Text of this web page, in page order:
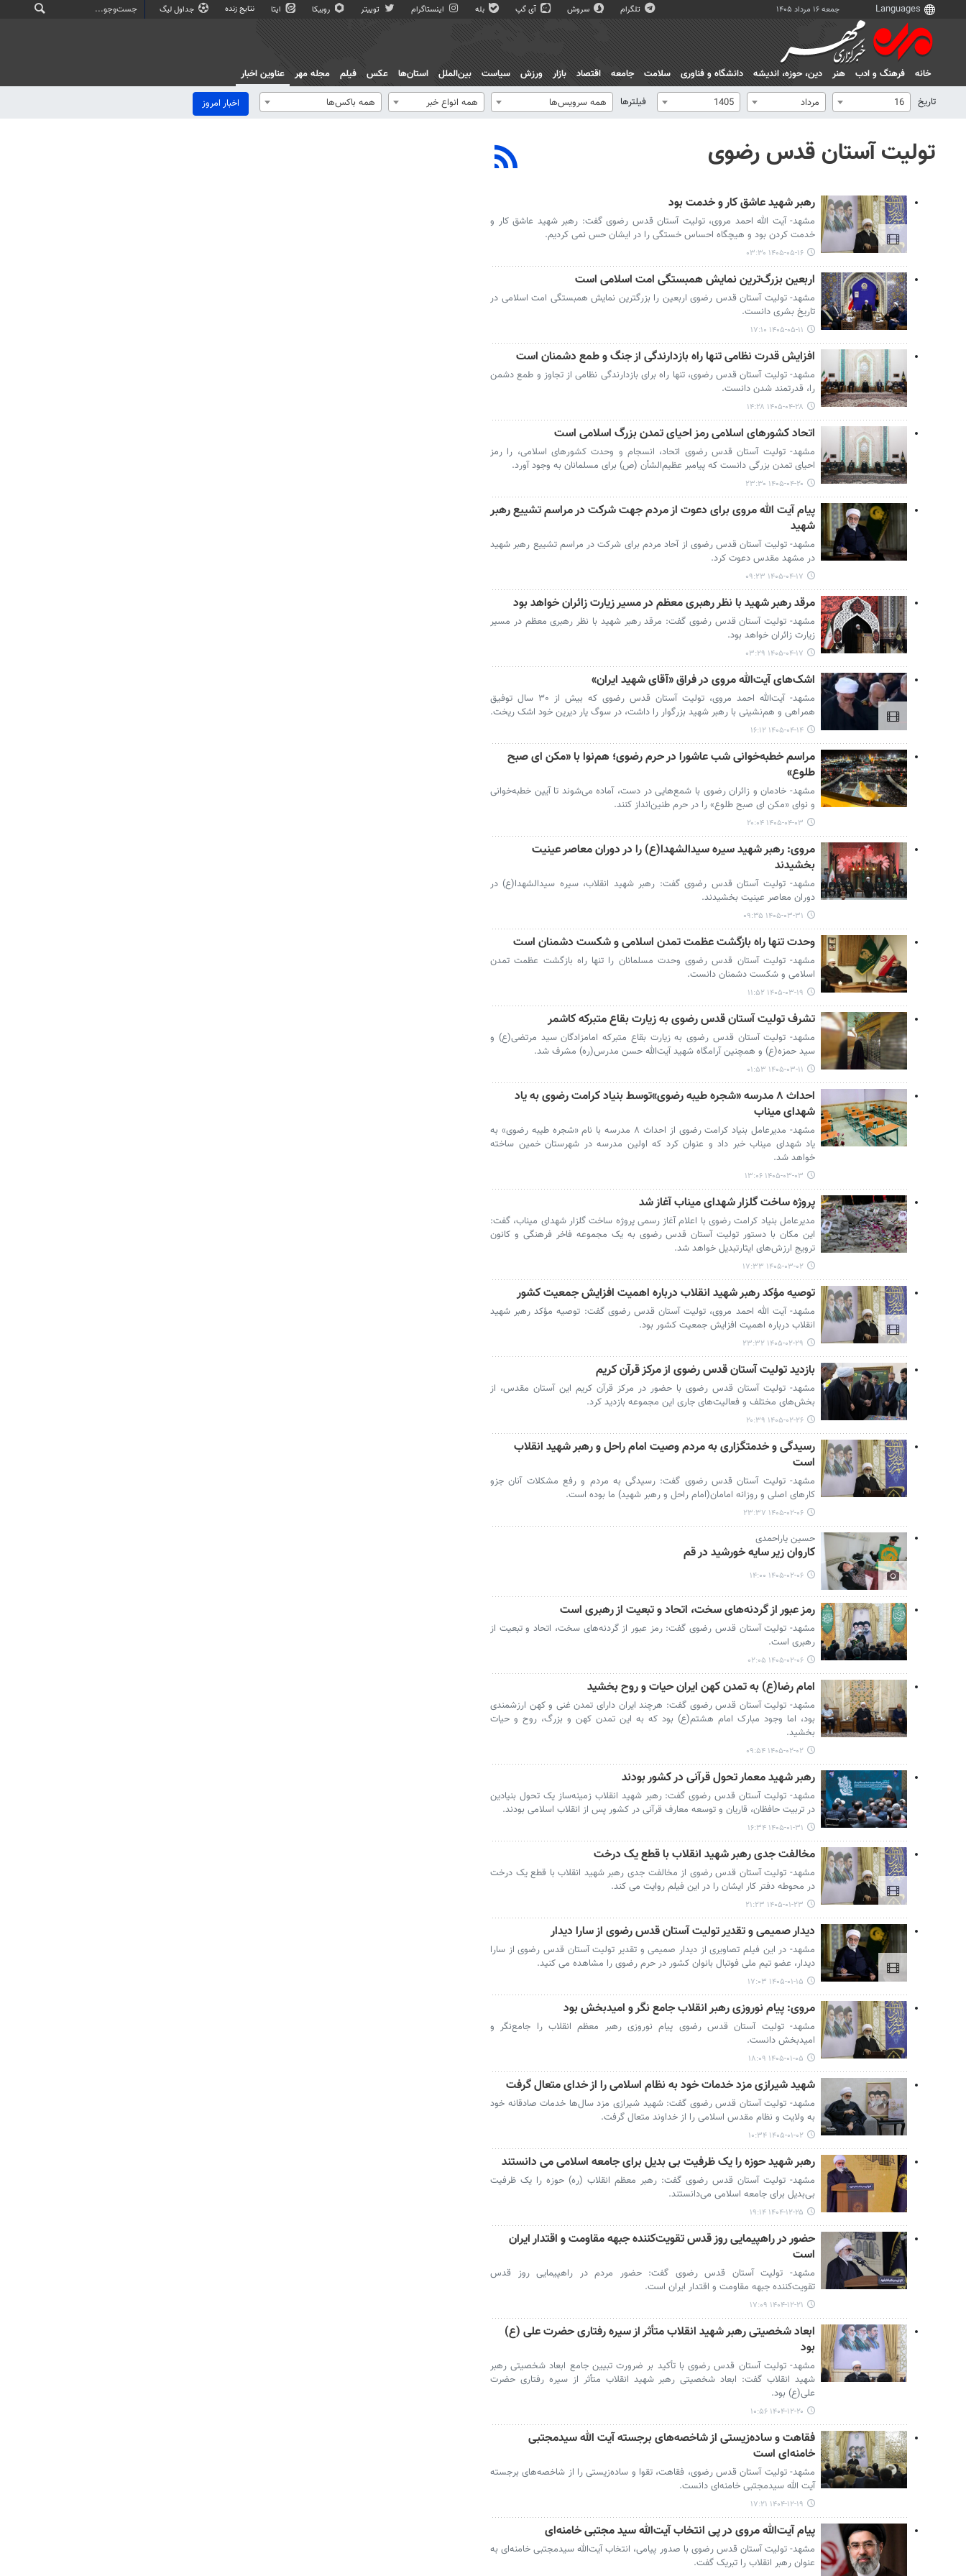
جمعه ۱۶ مرداد ۱۴۰۵ تلگرام سروش آی گپ بله اینستاگرام توییتر روبیکا ایتا نتایج زنده جداول لیگ
خانه فرهنگ و ادب هنر دين، حوزه، انديشه دانشگاه و فناوری سلامت جامعه اقتصاد بازار ورزش سیاست بین‌الملل استان‌ها عکس فیلم مجله مهر
عناوین اخبار
تاریخ
16 مرداد 1405 فیلترها همه سرویس‌ها همه انواع خبر همه باکس‌ها اخبار امروز
تولیت آستان قدس رضوی
رهبر شهید عاشق کار و خدمت بود
مشهد- آیت الله احمد مروی، تولیت آستان قدس رضوی گفت: رهبر شهید عاشق کار و
خدمت کردن بود و هیچگاه احساس خستگی را در ایشان حس نمی کردیم.
۱۴۰۵-۰۵-۱۶ ۰۳:۳۰
اربعین بزرگ‌ترین نمایش همبستگی امت اسلامی است
مشهد- تولیت آستان قدس رضوی اربعین را بزرگترین نمایش همبستگی امت اسلامی در
تاریخ بشری دانست.
۱۴۰۵-۰۵-۱۱ ۱۷:۱۰
افزایش قدرت نظامی تنها راه بازدارندگی از جنگ و طمع دشمنان است
مشهد- تولیت آستان قدس رضوی، تنها راه برای بازدارندگی نظامی از تجاوز و طمع دشمن
را، قدرتمند شدن دانست.
۱۴۰۵-۰۴-۲۸ ۱۴:۲۸
اتحاد کشورهای اسلامی رمز احیای تمدن بزرگ اسلامی است
مشهد- تولیت آستان قدس رضوی اتحاد، انسجام و وحدت کشورهای اسلامی، را رمز
احیای تمدن بزرگی دانست که پیامبر عظیم‌الشأن (ص) برای مسلمانان به وجود آورد.
۱۴۰۵-۰۴-۲۰ ۲۳:۳۰
پیام آیت الله مروی برای دعوت از مردم جهت شرکت در مراسم تشییع رهبر
شهید
مشهد- تولیت آستان قدس رضوی از آحاد مردم برای شرکت در مراسم تشییع رهبر شهید
در مشهد مقدس دعوت کرد.
۱۴۰۵-۰۴-۱۷ ۰۹:۲۳
مرقد رهبر شهید با نظر رهبری معظم در مسیر زیارت زائران خواهد بود
مشهد- تولیت آستان قدس رضوی گفت: مرقد رهبر شهید با نظر رهبری معظم در مسیر
زیارت زائران خواهد بود.
۱۴۰۵-۰۴-۱۷ ۰۳:۲۹
اشک‌های آیت‌الله مروی در فراق «آقای شهید ایران»
مشهد- آیت‌الله احمد مروی، تولیت آستان قدس رضوی که بیش از ۳۰ سال توفیق
همراهی و هم‌نشینی با رهبر شهید بزرگوار را داشت، در سوگ یار دیرین خود اشک ریخت.
۱۴۰۵-۰۴-۱۴ ۱۶:۱۲
مراسم خطبه‌خوانی شب عاشورا در حرم رضوی؛ هم‌نوا با «مکن ای صبح
طلوع»
مشهد- خادمان و زائران رضوی با شمع‌هایی در دست، آماده می‌شوند تا آیین خطبه‌خوانی
و نوای «مکن ای صبح طلوع» را در حرم طنین‌انداز کنند.
۱۴۰۵-۰۴-۰۳ ۲۰:۰۴
مروی: رهبر شهید سیره سیدالشهدا(ع) را در دوران معاصر عینیت
بخشیدند
مشهد- تولیت آستان قدس رضوی گفت: رهبر شهید انقلاب، سیره سیدالشهدا(ع) در
دوران معاصر عینیت بخشیدند.
۱۴۰۵-۰۳-۳۱ ۰۹:۳۵
وحدت تنها راه بازگشت عظمت تمدن اسلامی و شکست دشمنان است
مشهد- تولیت آستان قدس رضوی وحدت مسلمانان را تنها راه بازگشت عظمت تمدن
اسلامی و شکست دشمنان دانست.
۱۴۰۵-۰۳-۱۹ ۱۱:۵۲
تشرف تولیت آستان قدس رضوی به زیارت بقاع متبرکه کاشمر
مشهد- تولیت آستان قدس رضوی به زیارت بقاع متبرکه امامزادگان سید مرتضی(ع) و
سید حمزه(ع) و همچنین آرامگاه شهید آیت‌الله حسن مدرس(ره) مشرف شد.
۱۴۰۵-۰۳-۱۱ ۰۱:۵۳
احداث ۸ مدرسه «شجره طیبه رضوی»توسط بنیاد کرامت رضوی به یاد
شهدای میناب
مشهد- مدیرعامل بنیاد کرامت رضوی از احداث ۸ مدرسه با نام «شجره طیبه رضوی» به
یاد شهدای میناب خبر داد و عنوان کرد که اولین مدرسه در شهرستان خمین ساخته
خواهد شد.
۱۴۰۵-۰۳-۰۳ ۱۳:۰۶
پروژه ساخت گلزار شهدای میناب آغاز شد
مدیرعامل بنیاد کرامت رضوی با اعلام آغاز رسمی پروژه ساخت گلزار شهدای میناب، گفت:
این مکان با دستور تولیت آستان قدس رضوی به یک مجموعه فاخر فرهنگی و کانون
ترویج ارزش‌های ایثارتبدیل خواهد شد.
۱۴۰۵-۰۳-۰۲ ۱۷:۳۳
توصیه مؤکد رهبر شهید انقلاب درباره اهمیت افزایش جمعیت کشور
مشهد- آیت الله احمد مروی، تولیت آستان قدس رضوی گفت: توصیه مؤکد رهبر شهید
انقلاب درباره اهمیت افزایش جمعیت کشور بود.
۱۴۰۵-۰۲-۲۹ ۲۳:۳۲
بازدید تولیت آستان قدس رضوی از مرکز قرآن کریم
مشهد- تولیت آستان قدس رضوی با حضور در مرکز قرآن کریم این آستان مقدس، از
بخش‌های مختلف و فعالیت‌های جاری این مجموعه بازدید کرد.
۱۴۰۵-۰۲-۲۶ ۲۰:۳۹
رسیدگی و خدمتگزاری به مردم وصیت امام راحل و رهبر شهید انقلاب
است
مشهد- تولیت آستان قدس رضوی گفت: رسیدگی به مردم و رفع مشکلات آنان جزو
کارهای اصلی و روزانه امامان(امام راحل و رهبر شهید) ما بوده است.
۱۴۰۵-۰۲-۰۶ ۲۳:۳۷
حسین یاراحمدی
کاروان زیر سایه خورشید در قم
۱۴۰۵-۰۲-۰۶ ۱۴:۰۰
رمز عبور از گردنه‌های سخت، اتحاد و تبعیت از رهبری است
مشهد- تولیت آستان قدس رضوی گفت: رمز عبور از گردنه‌های سخت، اتحاد و تبعیت از
رهبری است.
۱۴۰۵-۰۲-۰۶ ۰۲:۰۵
امام رضا(ع) به تمدن کهن ایران حیات و روح بخشید
مشهد- تولیت آستان قدس رضوی گفت: هرچند ایران دارای تمدن غنی و کهن ارزشمندی
بود، اما وجود مبارک امام هشتم(ع) بود که به این تمدن کهن و بزرگ، روح و حیات
بخشید.
۱۴۰۵-۰۲-۰۲ ۰۹:۵۴
رهبر شهید معمار تحول قرآنی در کشور بودند
مشهد- تولیت آستان قدس رضوی گفت: رهبر شهید انقلاب زمینه‌ساز یک تحول بنیادین
در تربیت حافظان، قاریان و توسعه معارف قرآنی در کشور پس از انقلاب اسلامی بودند.
۱۴۰۵-۰۱-۳۱ ۱۶:۳۴
مخالفت جدی رهبر شهید انقلاب با قطع یک درخت
مشهد- تولیت آستان قدس رضوی از مخالفت جدی رهبر شهید انقلاب با قطع یک درخت
در محوطه دفتر کار ایشان را در این فیلم روایت می کند.
۱۴۰۵-۰۱-۲۳ ۲۱:۲۳
دیدار صمیمی و تقدیر تولیت آستان قدس رضوی از سارا دیدار
مشهد- در این فیلم تصاویری از دیدار صمیمی و تقدیر تولیت آستان قدس رضوی از سارا
دیدار، عضو تیم ملی فوتبال بانوان کشور در حرم رضوی را مشاهده می کنید.
۱۴۰۵-۰۱-۱۵ ۱۷:۰۳
مروی: پیام نوروزی رهبر انقلاب جامع نگر و امیدبخش بود
مشهد- تولیت آستان قدس رضوی پیام نوروزی رهبر معظم انقلاب را جامع‌نگر و
امیدبخش دانست.
۱۴۰۵-۰۱-۰۵ ۱۸:۰۹
شهید شیرازی مزد خدمات خود به نظام اسلامی را از خدای متعال گرفت
مشهد- تولیت آستان قدس رضوی گفت: شهید شیرازی مزد سال‌ها خدمات صادقانه خود
به ولایت و نظام مقدس اسلامی را از خداوند متعال گرفت.
۱۴۰۵-۰۱-۰۲ ۱۰:۳۴
رهبر شهید حوزه را یک ظرفیت بی بدیل برای جامعه اسلامی می دانستند
مشهد- تولیت آستان قدس رضوی گفت: رهبر معظم انقلاب (ره) حوزه را یک ظرفیت
بی‌بدیل برای جامعه اسلامی می‌دانستند.
۱۴۰۴-۱۲-۲۵ ۱۹:۱۴
حضور در راهپیمایی روز قدس تقویت‌کننده جبهه مقاومت و اقتدار ایران
است
مشهد- تولیت آستان قدس رضوی گفت: حضور مردم در راهپیمایی روز قدس
تقویت‌کننده جبهه مقاومت و اقتدار ایران است.
۱۴۰۴-۱۲-۲۱ ۱۷:۰۹
ابعاد شخصیتی رهبر شهید انقلاب متأثر از سیره رفتاری حضرت علی (ع)
بود
مشهد- تولیت آستان قدس رضوی با تأکید بر ضرورت تبیین جامع ابعاد شخصیتی رهبر
شهید انقلاب گفت: ابعاد شخصیتی رهبر شهید انقلاب متأثر از سیره رفتاری حضرت
علی(ع) بود.
۱۴۰۴-۱۲-۲۰ ۱۰:۵۶
فقاهت و ساده‌زیستی از شاخصه‌های برجسته آیت الله سیدمجتبی
خامنه‌ای است
مشهد- تولیت آستان قدس رضوی، فقاهت، تقوا و ساده‌زیستی را از شاخصه‌های برجسته
آیت الله سیدمجتبی خامنه‌ای دانست.
۱۴۰۴-۱۲-۱۹ ۱۷:۲۱
پیام آیت‌الله مروی در پی انتخاب آیت‌الله سید مجتبی خامنه‌ای
مشهد- تولیت آستان قدس رضوی با صدور پیامی، انتخاب آیت‌الله سیدمجتبی خامنه‌ای به
عنوان رهبر انقلاب را تبریک گفت.